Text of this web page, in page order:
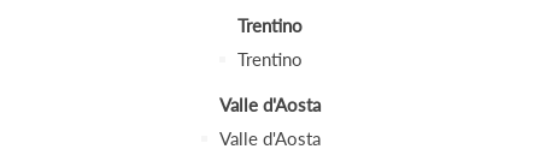
Trentino
Trentino
Valle d'Aosta
Valle d'Aosta